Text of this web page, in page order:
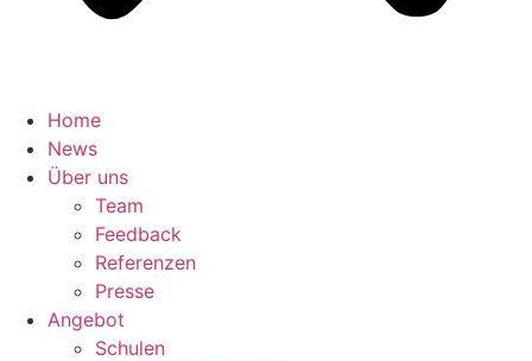
Home
News
Über uns
Team
Feedback
Referenzen
Presse
Angebot
Schulen